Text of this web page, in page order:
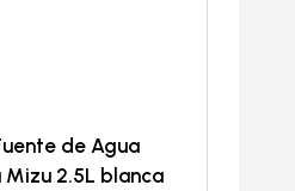
de Agua
2.5L blanca